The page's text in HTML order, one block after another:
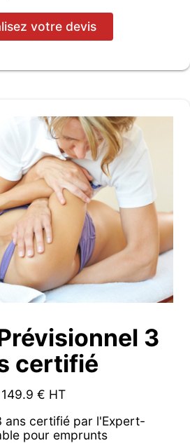
votre devis
3
certifié
149.9 € HT
ans certifié par l'Expert-
pour emprunts